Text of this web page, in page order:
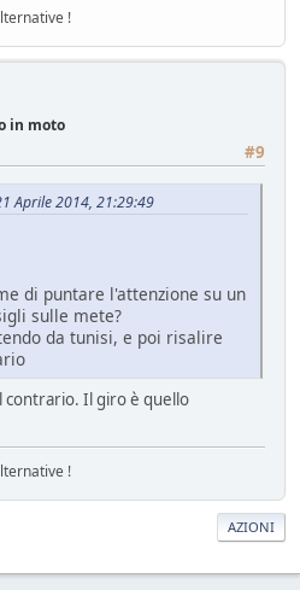
!
in moto
#9
Aprile 2014, 21:29:49
di puntare l'attenzione su un
sulle mete?
da tunisi, e poi risalire
contrario. Il giro è quello
!
AZIONI